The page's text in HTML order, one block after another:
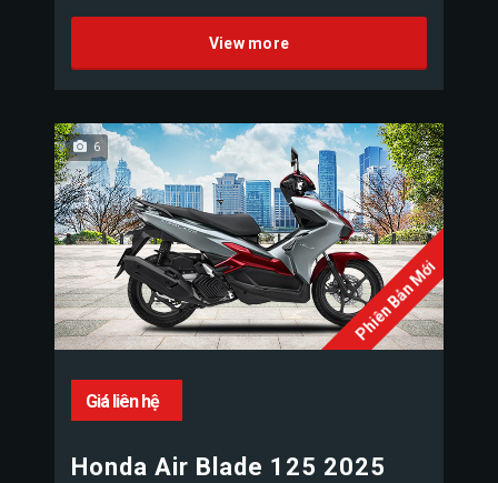
View more
Phiên Bản Mới
6
Giá liên hệ
Honda Air Blade 125 2025